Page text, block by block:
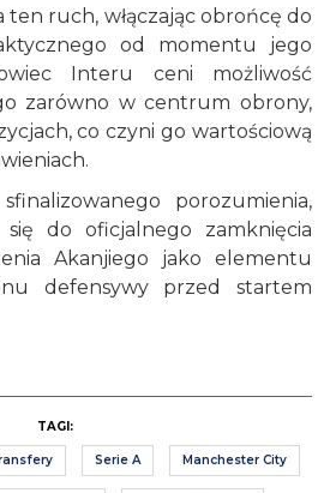
ten ruch, włączając obrońcę do
od momentu jego
Interu ceni możliwość
zarówno w centrum obrony,
co czyni go wartościową
porozumienia,
do oficjalnego zamknięcia
Akanjiego jako elementu
defensywy przed startem
TAGI:
Serie A Manchester City